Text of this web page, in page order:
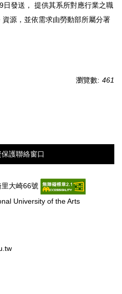
日發送， 提供其系所對應行業之職
源，並依需求由勞動部所屬分署
瀏覽數: 461
護聯絡窗口
大崎66號
University of the Arts